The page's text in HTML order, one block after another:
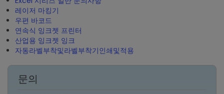
레이저 마킹기
우편 바코드
연속식 잉크젯 프린터
산업용 잉크젯 잉크
자동라벨부착및라벨부착기인쇄및적용
문의